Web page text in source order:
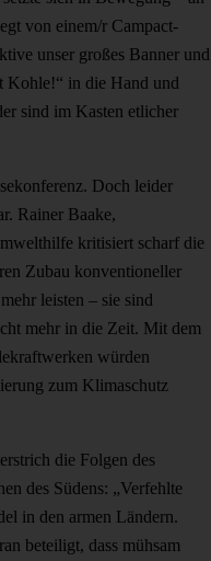
von einem/r Campact-
unser großes Banner und
Kohle!“ in die Hand und
sind im Kasten etlicher
Doch leider
Rainer Baake,
kritisiert scharf die
Zubau konventioneller
leisten – sie sind
mehr in die Zeit. Mit dem
würden
zum Klimaschutz
die Folgen des
des Südens: „Verfehlte
in den armen Ländern.
beteiligt, dass mühsam